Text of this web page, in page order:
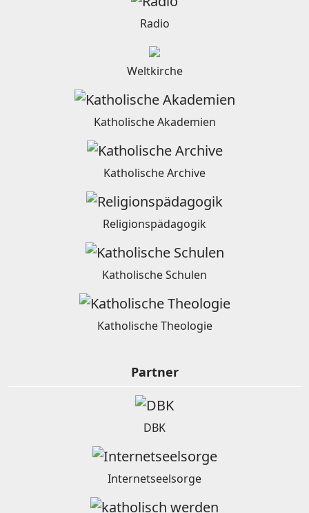
Radio
Weltkirche
Katholische Akademien
Katholische Archive
Religionspädagogik
Katholische Schulen
Katholische Theologie
Partner
DBK
Internetseelsorge